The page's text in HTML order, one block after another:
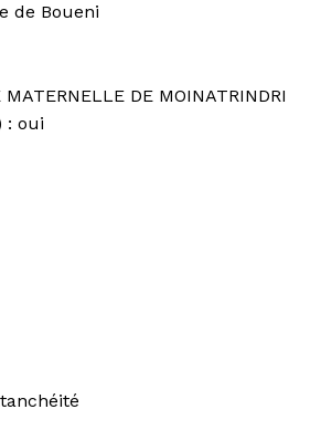
de Boueni
MATERNELLE DE MOINATRINDRI
: oui